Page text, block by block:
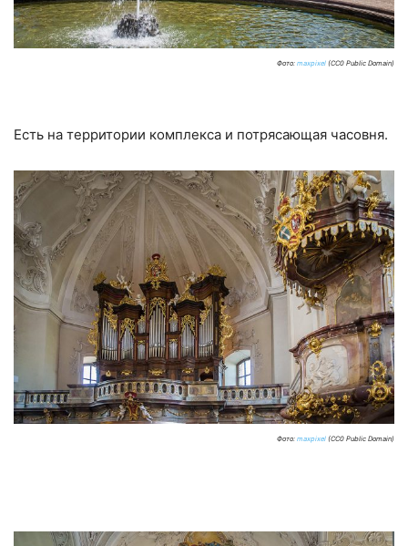
Фото: maxpixel (CC0 Public Domain)
Есть на территории комплекса и потрясающая часовня.
Фото: maxpixel (CC0 Public Domain)